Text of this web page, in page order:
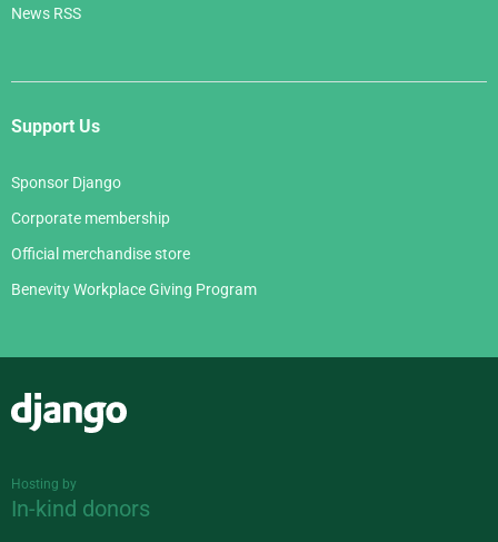
News RSS
Support Us
Sponsor Django
Corporate membership
Official merchandise store
Benevity Workplace Giving Program
Hosting by
In-kind donors